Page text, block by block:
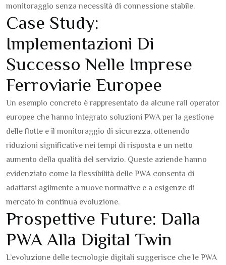
monitoraggio senza necessità di connessione stabile.
Case Study:
Implementazioni Di
Successo Nelle Imprese
Ferroviarie Europee
Un esempio concreto è rappresentato da alcune rail operator
europee che hanno integrato soluzioni PWA per la gestione
delle flotte e il monitoraggio di sicurezza, ottenendo
riduzioni significative nei tempi di risposta e un netto
aumento della qualità del servizio. Queste aziende hanno
evidenziato come la flessibilità delle PWA consenta di
adattarsi agilmente a nuove normative e a esigenze di
mercato in continua evoluzione.
Prospettive Future: Dalla
PWA Alla Digital Twin
L’evoluzione delle tecnologie digitali suggerisce che le PWA